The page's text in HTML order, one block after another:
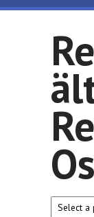
Direkt zum Inhalt